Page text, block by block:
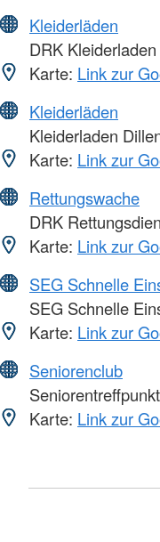
Kleiderläden
DRK
Karte: Link zur
Kleiderläden
Kleiderladen
Karte: Link zur
Rettungswache
DRK
Karte: Link zur
SEG Schnelle
SEG Schnelle
Karte: Link zur
Seniorenclub
Karte: Link zur